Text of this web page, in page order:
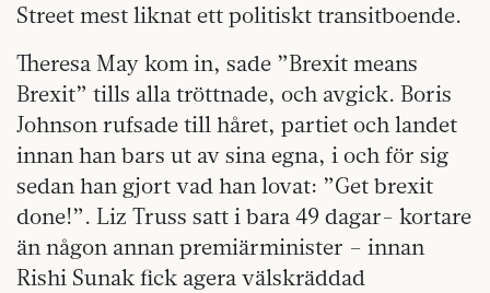
Street mest liknat ett politiskt transitboende.
Theresa May kom in, sade ”Brexit means
Brexit” tills alla tröttnade, och avgick. Boris
Johnson rufsade till håret, partiet och landet
innan han bars ut av sina egna, i och för sig
sedan han gjort vad han lovat: ”Get brexit
done!”. Liz Truss satt i bara 49 dagar- kortare
än någon annan premiärminister – innan
Rishi Sunak fick agera välskräddad